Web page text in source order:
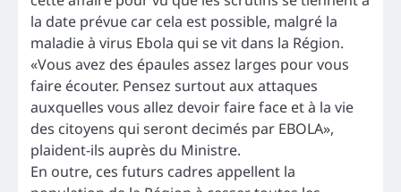
la date prévue car cela est possible, malgré la
maladie à virus Ebola qui se vit dans la Région.
«Vous avez des épaules assez larges pour vous
faire écouter. Pensez surtout aux attaques
auxquelles vous allez devoir faire face et à la vie
des citoyens qui seront decimés par EBOLA»,
plaident-ils auprès du Ministre.
En outre, ces futurs cadres appellent la